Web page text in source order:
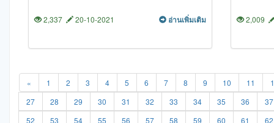
2,337 20-10-2021 อ่านเพิ่มเติม 2,009
« 1 2 3 4 5 6 7 8 9 10 11
27
28 29 30 31 32 33 34 35 36
37
52
53 54 55 56 57 58 59 60 61 62